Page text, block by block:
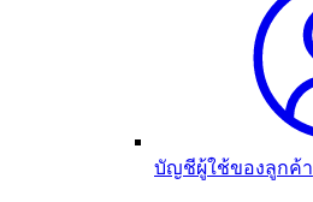
บัญชีผู้ใช้ของลูกค้า